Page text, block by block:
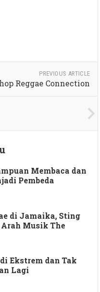
PREVIOUS ARTICLE
Reggae Connection
Membaca dan
Pembeda
di Jamaika, Sting
Musik The
Ekstrem dan Tak
Lagi